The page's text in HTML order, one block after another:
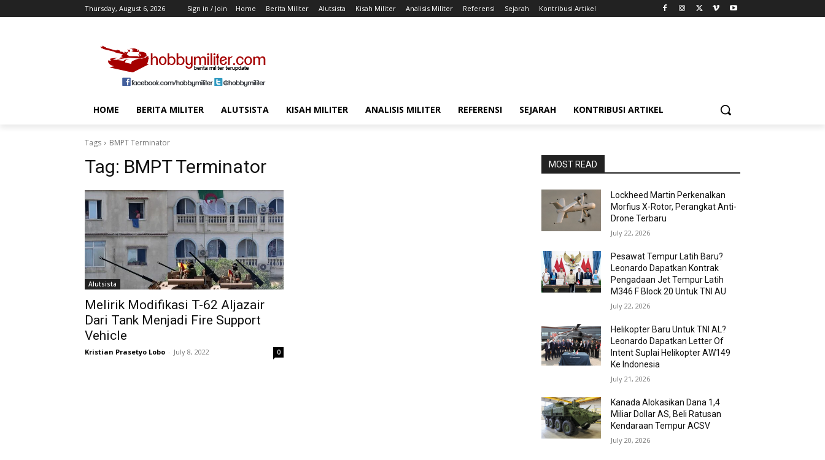
Thursday, August 6, 2026 Sign in / Join Home Berita Militer Alutsista Kisah Militer Analisis Militer Referensi Sejarah Kontribusi Artikel
HOME BERITA MILITER ALUTSISTA KISAH MILITER ANALISIS MILITER REFERENSI SEJARAH KONTRIBUSI ARTIKEL
Tags BMPT Terminator
Tag: BMPT Terminator
Alutsista
Melirik Modifikasi T-62 Aljazair
Dari Tank Menjadi Fire Support
Vehicle
Kristian Prasetyo Lobo - July 8, 2022 0
MOST READ
Lockheed Martin Perkenalkan
Morfius X-Rotor, Perangkat Anti-
Drone Terbaru
July 22, 2026
Pesawat Tempur Latih Baru?
Leonardo Dapatkan Kontrak
Pengadaan Jet Tempur Latih
M346 F Block 20 Untuk TNI AU
July 22, 2026
Helikopter Baru Untuk TNI AL?
Leonardo Dapatkan Letter Of
Intent Suplai Helikopter AW149
Ke Indonesia
July 21, 2026
Kanada Alokasikan Dana 1,4
Miliar Dollar AS, Beli Ratusan
Kendaraan Tempur ACSV
July 20, 2026